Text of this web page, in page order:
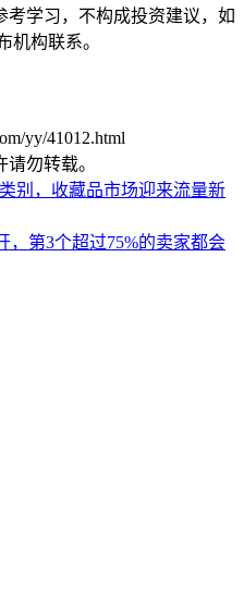
考学习，不构成投资建议，如
机构联系。
yy/41012.html
勿转载。
别，收藏品市场迎来流量新
，第3个超过75%的卖家都会